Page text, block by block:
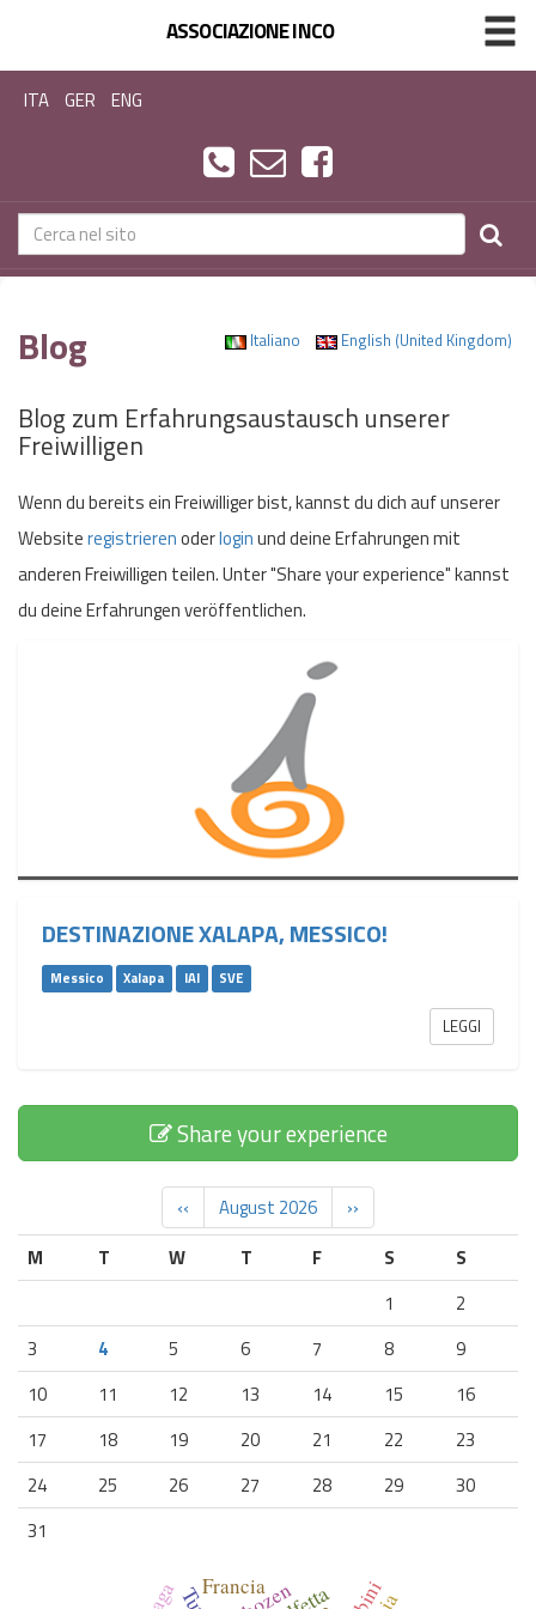
ASSOCIAZIONE INCO
ITA GER ENG
Italiano English (United Kingdom)
Blog
Blog zum Erfahrungsaustausch unserer
Freiwilligen
Wenn du bereits ein Freiwilliger bist, kannst du dich auf unserer
Websiteregistrierenoderloginund deine Erfahrungen mit
anderen Freiwilligen teilen. Unter "Share your experience" kannst
du deine Erfahrungen veröffentlichen.
DESTINAZIONE XALAPA, MESSICO!
Messico Xalapa IAI SVE
LEGGI
Share your experience
‹‹ August 2026
››
M
T W T F S
S
1
2
3
4 5 6 7 8
9
10
11 12 13 14 15
16
17
18 19 20 21 22
23
24
25 26 27 28 29
30
31
Francia